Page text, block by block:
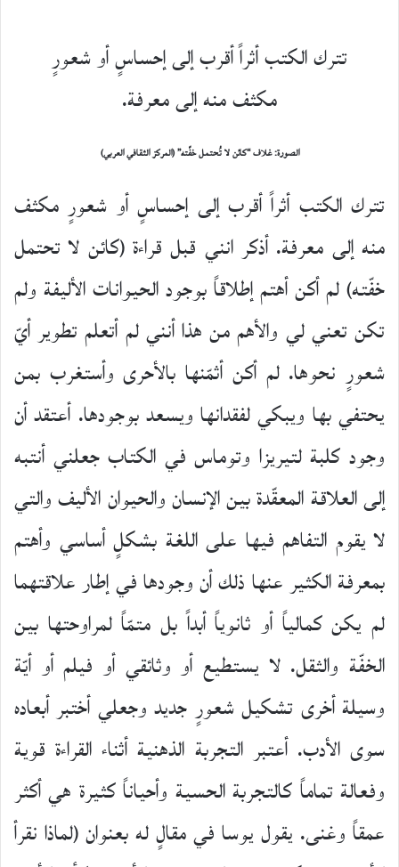
تترك الكتب أثراً أقرب إلى إحساسٍ أو شعورٍ
مكثف منه إلى معرفة.
الصورة: غلاف “كائن لا تُحتمل خفّته” (المركز الثقافي العربي)
تترك الكتب أثراً أقرب إلى إحساسٍ أو شعورٍ مكثف
منه إلى معرفة. أذكر انني قبل قراءة (كائن لا تحتمل
خفّته) لم أكن أهتم إطلاقاً بوجود الحيوانات الأليفة ولم
تكن تعني لي والأهم من هذا أنني لم أتعلم تطوير أيّ
شعورٍ نحوها. لم أكن أثمّنها بالأحرى وأستغرب بمن
يحتفي بها ويبكي لفقدانها ويسعد بوجودها. أعتقد أن
وجود كلبة لتيريزا وتوماس في الكتاب جعلني أنتبه
إلى العلاقة المعقّدة بين الإنسان والحيوان الأليف والتي
لا يقوم التفاهم فيها على اللغة بشكلٍ أساسي وأهتم
بمعرفة الكثير عنها ذلك أن وجودها في إطار علاقتهما
لم يكن كمالياً أو ثانوياً أبداً بل متمّاً لمراوحتها بين
الخفّة والثقل. لا يستطيع أو وثائقي أو فيلم أو أيّة
وسيلة أخرى تشكيل شعورٍ جديد وجعلي أختبر أبعاده
سوى الأدب. أعتبر التجربة الذهنية أثناء القراءة قوية
وفعالة تماماً كالتجربة الحسية وأحياناً كثيرة هي أكثر
عمقاً وغنى. يقول يوسا في مقالٍ له بعنوان (لماذا نقرأ